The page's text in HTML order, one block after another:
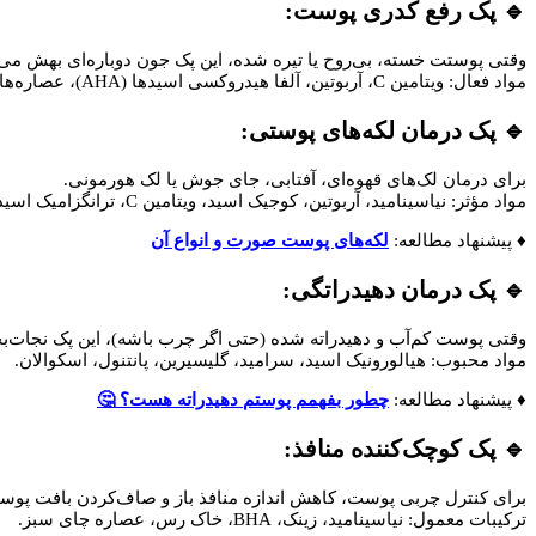
🔹 پک رفع کدری پوست:
وقتی پوستت خسته، بی‌روح یا تیره شده، این پک‌ جون دوباره‌ای بهش
مواد فعال: ویتامین C، آربوتین، آلفا هیدروکسی اسیدها (AHA)، عصاره‌های گیاهی شفاف‌کننده.
🔹 پک درمان لکه‌های پوستی:
برای درمان لک‌های قهوه‌ای، آفتابی، جای جوش یا لک هورمونی.
مواد مؤثر: نیاسینامید، آربوتین، کوجیک اسید، ویتامین C، ترانگزامیک اسید.
♦️ پیشنهاد مطالعه: لکه‌های پوست صورت و انواع آن
🔹 پک درمان دهیدراتگی:
وقتی پوست کم‌آب و دهیدراته شده (حتی اگر چرب باشه)، این پک
مواد محبوب: هیالورونیک اسید، سرامید، گلیسیرین، پانتنول، اسکوالان.
♦️ پیشنهاد مطالعه: چطور بفهمم پوستم دهیدراته هست؟ 🤔
🔹 پک کوچک‌کننده منافذ:
برای کنترل چربی پوست، کاهش اندازه منافذ باز و صاف‌کردن بافت
ترکیبات معمول: نیاسینامید، زینک، BHA، خاک رس، عصاره چای سبز.